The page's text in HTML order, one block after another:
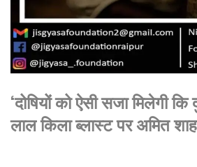
‘दोषियों को ऐसी सजा मिलेगी कि
लाल किला ब्लास्ट पर अमित